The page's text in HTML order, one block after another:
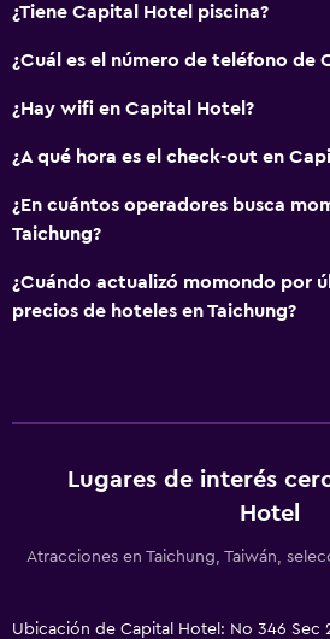
¿Tiene Capital Hotel piscina?
¿Cuál es el número de teléfono de
¿Hay wifi en Capital Hotel?
¿A qué hora es el check-out en
¿En cuántos operadores busca
Taichung?
¿Cuándo actualizó momondo por
precios de hoteles en Taichung?
Lugares de interés
Hotel
Atracciones en Taichung, Taiwán,
Ubicación de Capital Hotel: No 346 Sec